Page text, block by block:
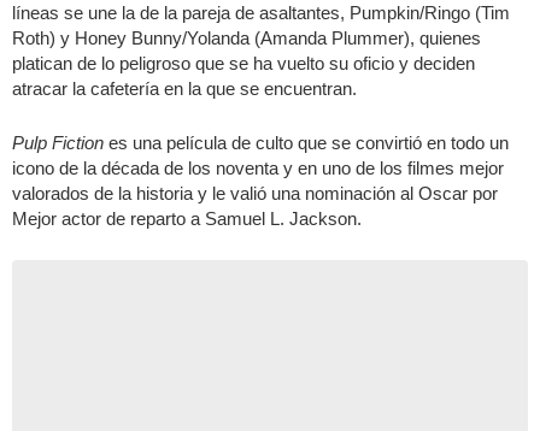
líneas se une la de la pareja de asaltantes, Pumpkin/Ringo (Tim
Roth) y Honey Bunny/Yolanda (Amanda Plummer), quienes
platican de lo peligroso que se ha vuelto su oficio y deciden
atracar la cafetería en la que se encuentran.
Pulp Fiction es una película de culto que se convirtió en todo un
icono de la década de los noventa y en uno de los filmes mejor
valorados de la historia y le valió una nominación al Oscar por
Mejor actor de reparto a Samuel L. Jackson.